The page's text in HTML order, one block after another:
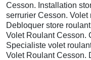
Cesson. Installation
serrurier Cesson.
Debloquer store
Volet Roulant Cesson.
Specialiste volet
Volet Roulant Cesson.